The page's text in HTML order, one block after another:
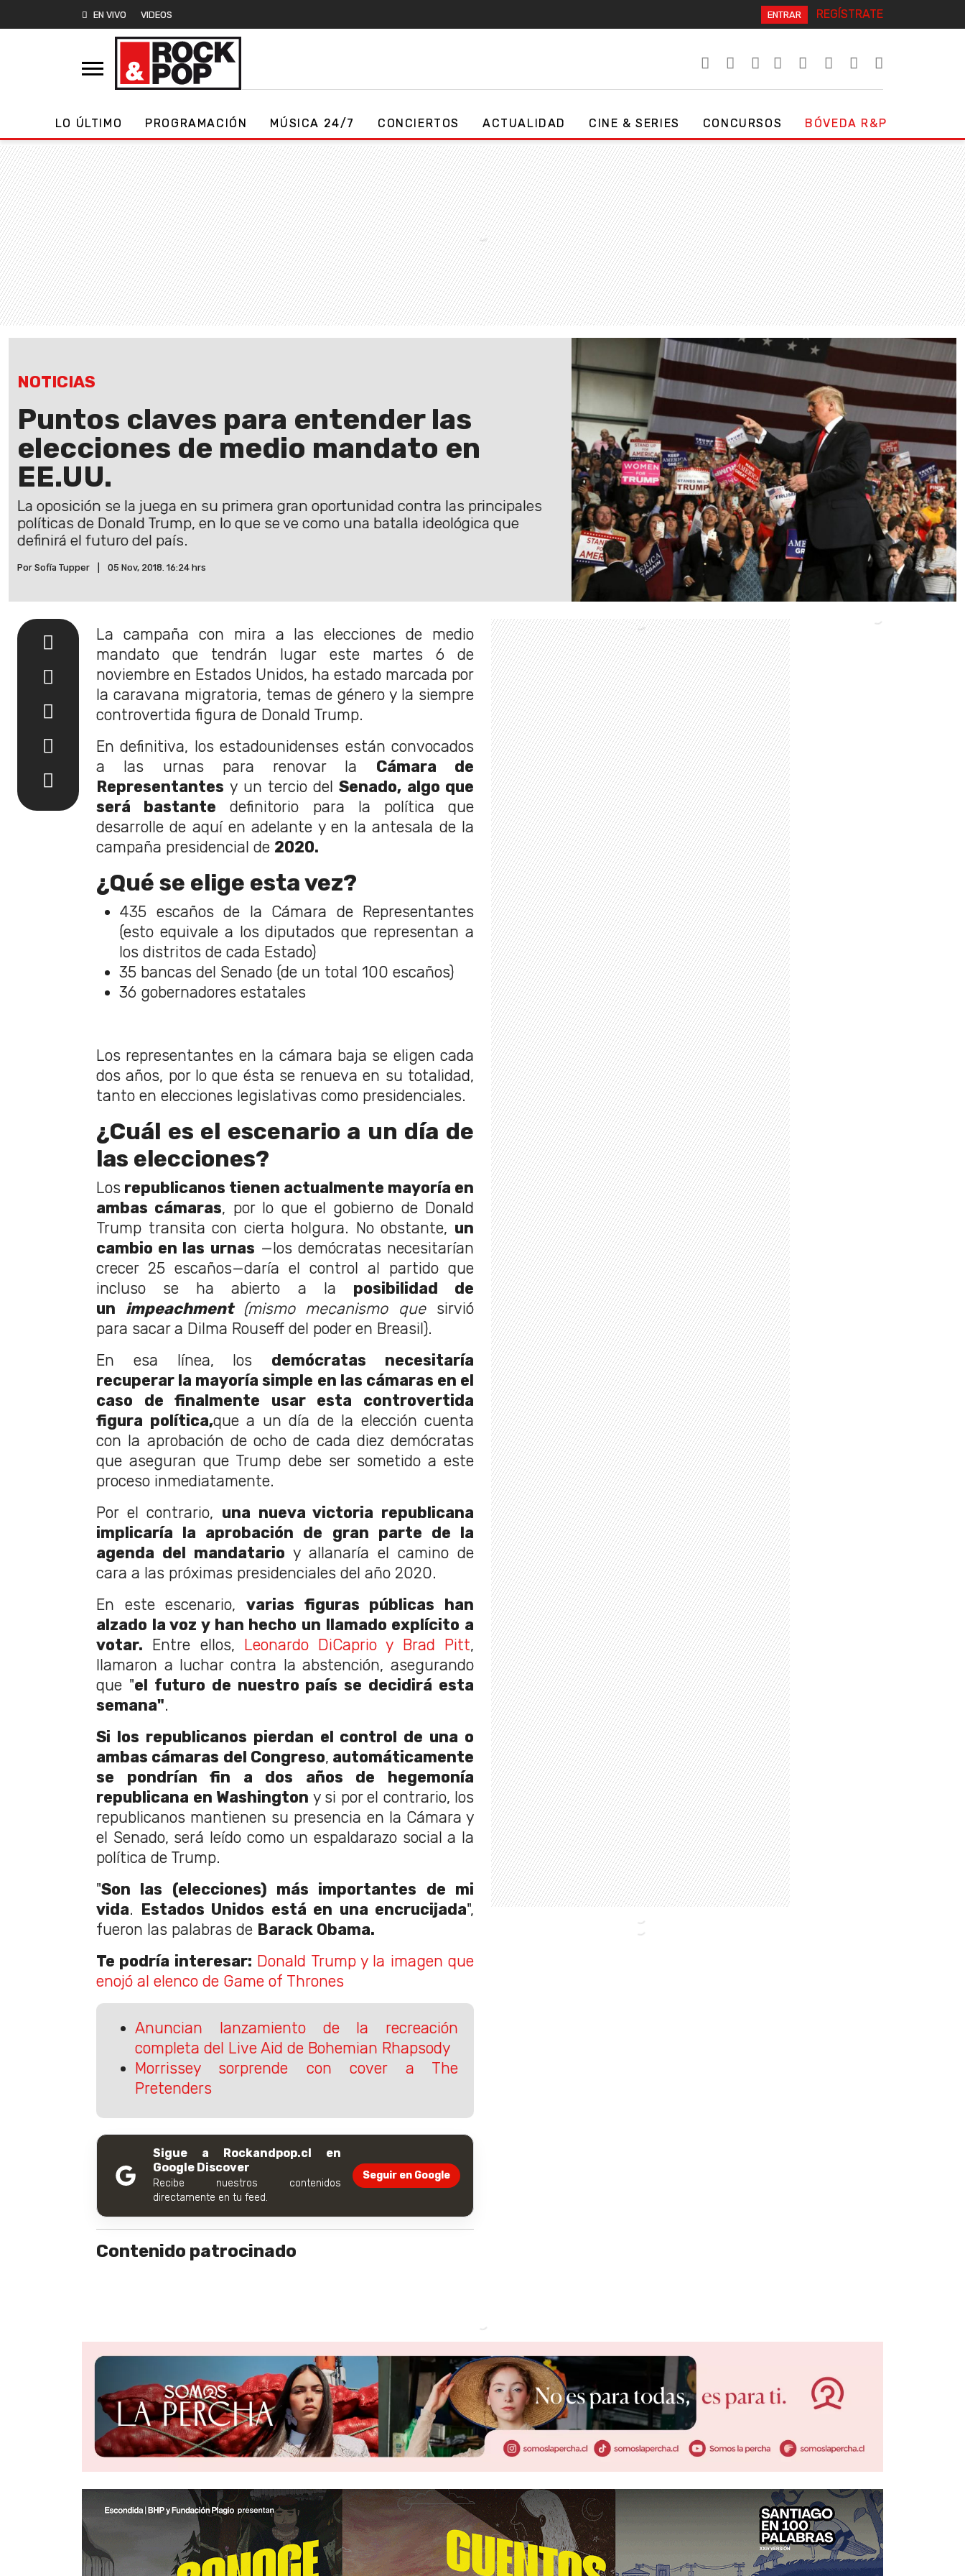
EN VIVO VIDEOS ENTRAR REGÍSTRATE
LO ÚLTIMO PROGRAMACIÓN MÚSICA 24/7 CONCIERTOS ACTUALIDAD CINE & SERIES CONCURSOS BÓVEDA R&P
NOTICIAS
Puntos claves para entender las
elecciones de medio mandato en
EE.UU.
La oposición se la juega en su primera gran oportunidad contra las principales
políticas de Donald Trump, en lo que se ve como una batalla ideológica que
definirá el futuro del país.
Por Sofía Tupper 05 Nov, 2018. 16:24 hrs
La campaña con mira a las elecciones de medio
mandato que tendrán lugar este martes 6 de
noviembre en Estados Unidos, ha estado marcada por
la caravana migratoria, temas de género y la siempre
controvertida figura de Donald Trump.
En definitiva, los estadounidenses están convocados
a las urnas para renovar la Cámara de
Representantes y un tercio delSenado, algo que
será bastante definitorio para la política que
desarrolle de aquí en adelante y en la antesala de la
campaña presidencial de 2020.
¿Qué se elige esta vez?
435 escaños de la Cámara de Representantes
(esto equivale a los diputados que representan a
los distritos de cada Estado)
35 bancas del Senado (de un total 100 escaños)
36 gobernadores estatales
Los representantes en la cámara baja se eligen cada
dos años, por lo que ésta se renueva en su totalidad,
tanto en elecciones legislativas como presidenciales.
¿Cuál es el escenario a un día de
las elecciones?
Los republicanos tienen actualmente mayoría en
ambas cámaras, por lo que el gobierno de Donald
Trump transita con cierta holgura. No obstante, un
cambio en las urnas —los demócratas necesitarían
crecer 25 escaños—daría el control al partido que
incluso se ha abierto a la posibilidad de
un impeachment (mismo mecanismo que sirvió
para sacar a Dilma Rouseff del poder en Breasil).
En esa línea, los demócratas necesitaría
recuperar la mayoría simple en las cámaras en el
caso de finalmente usar esta controvertida
figura política,que a un día de la elección cuenta
con la aprobación de ocho de cada diez demócratas
que aseguran que Trump debe ser sometido a este
proceso inmediatamente.
Por el contrario, una nueva victoria republicana
implicaría la aprobación de gran parte de la
agenda del mandatario y allanaría el camino de
cara a las próximas presidenciales del año 2020.
En este escenario, varias figuras públicas han
alzado la voz y han hecho un llamado explícito a
votar. Entre ellos, Leonardo DiCaprio y Brad Pitt,
llamaron a luchar contra la abstención, asegurando
que "el futuro de nuestro país se decidirá esta
semana".
Si los republicanos pierdan el control de una o
ambas cámaras del Congreso, automáticamente
se pondrían fin a dos años de hegemonía
republicana en Washington y si por el contrario, los
republicanos mantienen su presencia en la Cámara y
el Senado, será leído como un espaldarazo social a la
política de Trump.
"Son las (elecciones) más importantes de mi
vida. Estados Unidos está en una encrucijada",
fueron las palabras de Barack Obama.
Te podría interesar: Donald Trump y la imagen que
enojó al elenco de Game of Thrones
Anuncian lanzamiento de la recreación
completa del Live Aid de Bohemian Rhapsody
Morrissey sorprende con cover a The
Pretenders
Sigue a Rockandpop.cl en
Google Discover
Recibe nuestros contenidos
directamente en tu feed.
Seguir en Google
Contenido patrocinado